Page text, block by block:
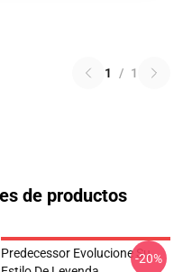
1 / 1
de productos
Predecessor Evolucione Su-20%